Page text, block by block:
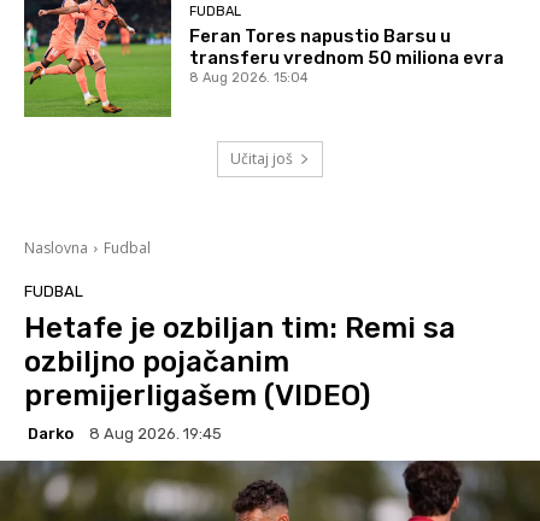
FUDBAL
Feran Tores napustio Barsu u
transferu vrednom 50 miliona evra
8 Aug 2026. 15:04
Učitaj još